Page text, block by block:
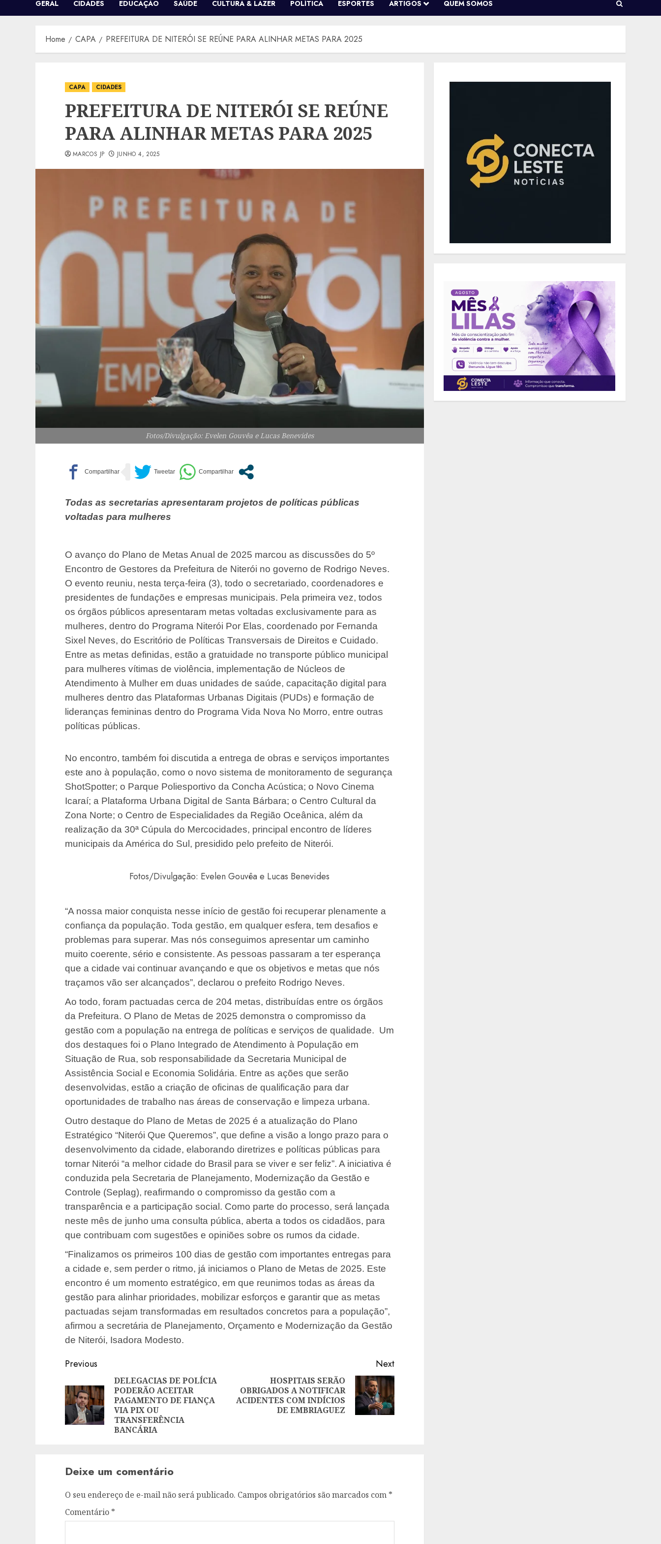
GERAL CIDADES EDUCAÇÃO SAÚDE CULTURA & LAZER POLÍTICA ESPORTES ARTIGOS QUEM SOMOS
Home CAPA PREFEITURA DE NITERÓI SE REÚNE PARA ALINHAR METAS PARA 2025
CAPA CIDADES
PREFEITURA DE NITERÓI SE REÚNE
PARA ALINHAR METAS PARA 2025
MARCOS JP JUNHO 4, 2025
Fotos/Divulgação: Evelen Gouvêa e Lucas Benevides
Todas as secretarias apresentaram projetos de políticas públicas
voltadas para mulheres
O avanço do Plano de Metas Anual de 2025 marcou as discussões do 5º
Encontro de Gestores da Prefeitura de Niterói no governo de Rodrigo Neves.
O evento reuniu, nesta terça-feira (3), todo o secretariado, coordenadores e
presidentes de fundações e empresas municipais. Pela primeira vez, todos
os órgãos públicos apresentaram metas voltadas exclusivamente para as
mulheres, dentro do Programa Niterói Por Elas, coordenado por Fernanda
Sixel Neves, do Escritório de Políticas Transversais de Direitos e Cuidado.
Entre as metas definidas, estão a gratuidade no transporte público municipal
para mulheres vítimas de violência, implementação de Núcleos de
Atendimento à Mulher em duas unidades de saúde, capacitação digital para
mulheres dentro das Plataformas Urbanas Digitais (PUDs) e formação de
lideranças femininas dentro do Programa Vida Nova No Morro, entre outras
políticas públicas.
No encontro, também foi discutida a entrega de obras e serviços importantes
este ano à população, como o novo sistema de monitoramento de segurança
ShotSpotter; o Parque Poliesportivo da Concha Acústica; o Novo Cinema
Icaraí; a Plataforma Urbana Digital de Santa Bárbara; o Centro Cultural da
Zona Norte; o Centro de Especialidades da Região Oceânica, além da
realização da 30ª Cúpula do Mercocidades, principal encontro de líderes
municipais da América do Sul, presidido pelo prefeito de Niterói.
Fotos/Divulgação: Evelen Gouvêa e Lucas Benevides
“A nossa maior conquista nesse início de gestão foi recuperar plenamente a
confiança da população. Toda gestão, em qualquer esfera, tem desafios e
problemas para superar. Mas nós conseguimos apresentar um caminho
muito coerente, sério e consistente. As pessoas passaram a ter esperança
que a cidade vai continuar avançando e que os objetivos e metas que nós
traçamos vão ser alcançados”, declarou o prefeito Rodrigo Neves.
Ao todo, foram pactuadas cerca de 204 metas, distribuídas entre os órgãos
da Prefeitura. O Plano de Metas de 2025 demonstra o compromisso da
gestão com a população na entrega de políticas e serviços de qualidade. Um
dos destaques foi o Plano Integrado de Atendimento à População em
Situação de Rua, sob responsabilidade da Secretaria Municipal de
Assistência Social e Economia Solidária. Entre as ações que serão
desenvolvidas, estão a criação de oficinas de qualificação para dar
oportunidades de trabalho nas áreas de conservação e limpeza urbana.
Outro destaque do Plano de Metas de 2025 é a atualização do Plano
Estratégico “Niterói Que Queremos”, que define a visão a longo prazo para o
desenvolvimento da cidade, elaborando diretrizes e políticas públicas para
tornar Niterói “a melhor cidade do Brasil para se viver e ser feliz”. A iniciativa é
conduzida pela Secretaria de Planejamento, Modernização da Gestão e
Controle (Seplag), reafirmando o compromisso da gestão com a
transparência e a participação social. Como parte do processo, será lançada
neste mês de junho uma consulta pública, aberta a todos os cidadãos, para
que contribuam com sugestões e opiniões sobre os rumos da cidade.
“Finalizamos os primeiros 100 dias de gestão com importantes entregas para
a cidade e, sem perder o ritmo, já iniciamos o Plano de Metas de 2025. Este
encontro é um momento estratégico, em que reunimos todas as áreas da
gestão para alinhar prioridades, mobilizar esforços e garantir que as metas
pactuadas sejam transformadas em resultados concretos para a população”,
afirmou a secretária de Planejamento, Orçamento e Modernização da Gestão
de Niterói, Isadora Modesto.
Post
navigation
Previous
Previous
DELEGACIAS DE POLÍCIA
PODERÃO ACEITAR
PAGAMENTO DE FIANÇA
VIA PIX OU
TRANSFERÊNCIA
BANCÁRIA
Next
Next
post:
HOSPITAIS SERÃO
OBRIGADOS A NOTIFICAR
ACIDENTES COM INDÍCIOS
DE EMBRIAGUEZ
Deixe um comentário
O seu endereço de e-mail não será publicado. Campos obrigatórios são marcados com *
Comentário *